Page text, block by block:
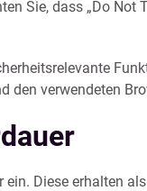
Sie, dass „Do Not
den verwendeten
Diese erhalten